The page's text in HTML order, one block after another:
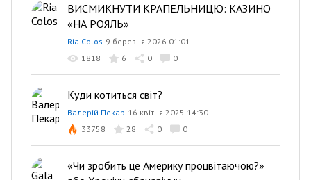
ВИСМИКНУТИ КРАПЕЛЬНИЦЮ: КАЗИНО
«НА РОЯЛЬ»
Ria Colos 9 березня 2026 01:01
1818
6 0 0
Куди котиться світ?
Валерій Пекар 16 квітня 2025 14:30
33758
28 0 0
«Чи зробить це Америку процвітаючою?»